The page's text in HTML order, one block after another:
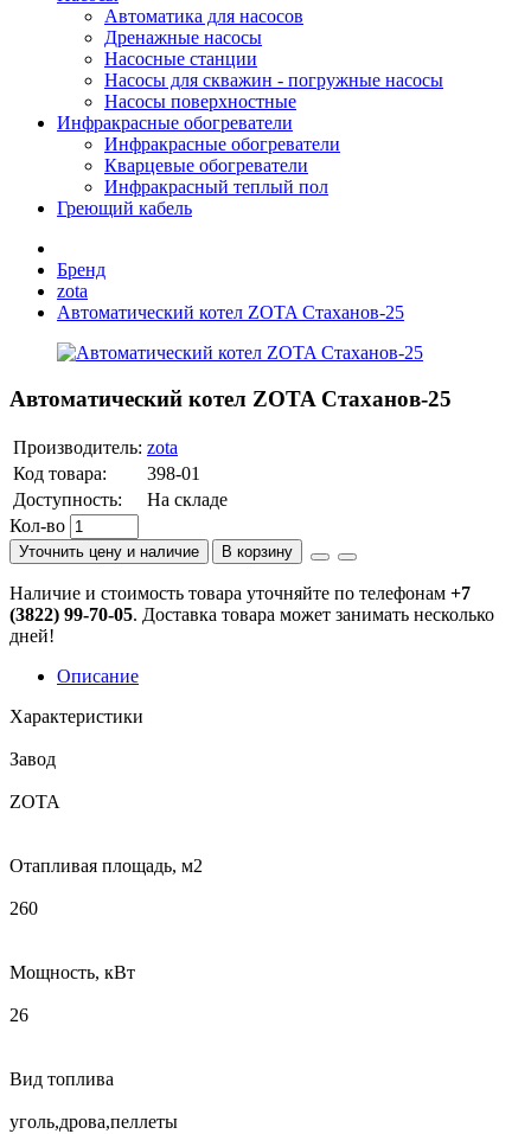
Автоматика для насосов
Дренажные насосы
Насосные станции
Насосы для скважин - погружные насосы
Насосы поверхностные
Инфракрасные обогреватели
Инфракрасные обогреватели
Кварцевые обогреватели
Инфракрасный теплый пол
Греющий кабель
Бренд
zota
Автоматический котел ZOTA Стаханов-25
Автоматический котел ZOTA Стаханов-25
Производитель: zota
Код товара:
398-01
Доступность:
На складе
Кол-во
В корзину
Уточнить цену и наличие
Наличие и стоимость товара уточняйте по телефонам +7
(3822) 99-70-05. Доставка товара может занимать несколько
дней!
Описание
Характеристики
Завод
ZOTA
Отапливая площадь, м2
260
Мощность, кВт
26
Вид топлива
уголь,дрова,пеллеты